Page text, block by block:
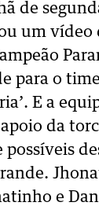
de
um vídeo
para o
E a
da
e